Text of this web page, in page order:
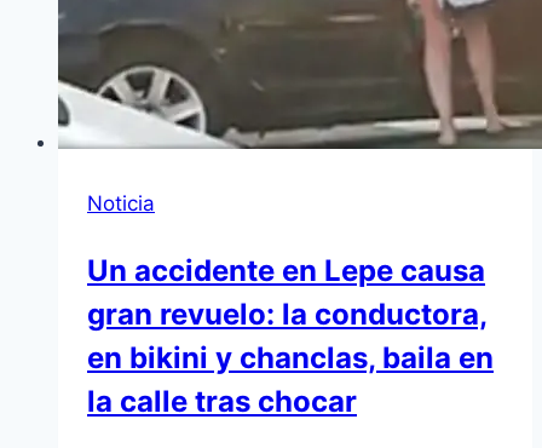
Noticia
Un accidente en Lepe causa
gran revuelo: la conductora,
en bikini y chanclas, baila en
la calle tras chocar